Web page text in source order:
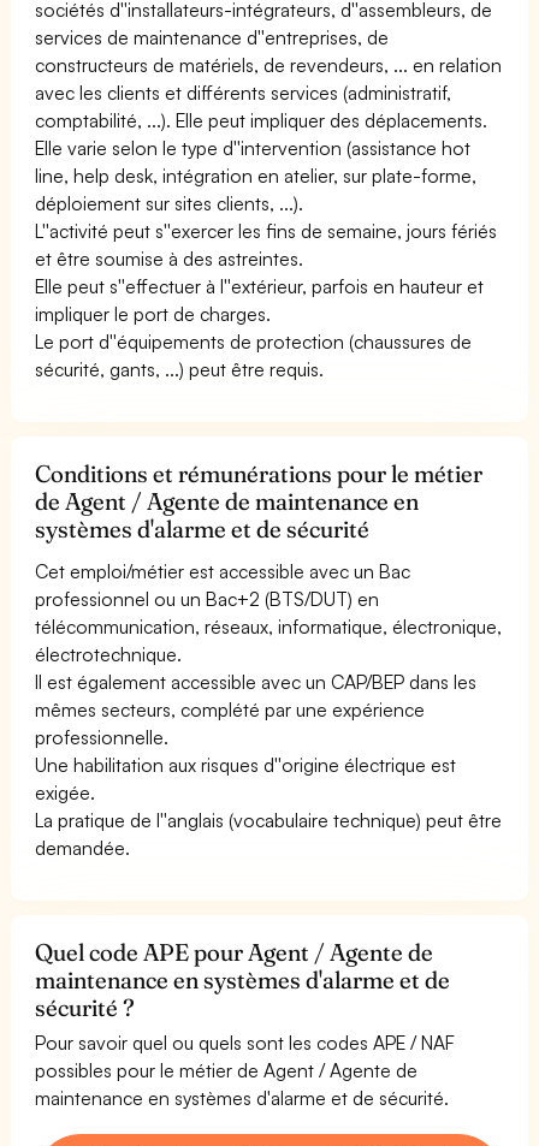
sociétés d''installateurs-intégrateurs, d''assembleurs, de
services de maintenance d''entreprises, de
constructeurs de matériels, de revendeurs, ... en relation
avec les clients et différents services (administratif,
comptabilité, ...). Elle peut impliquer des déplacements.
Elle varie selon le type d''intervention (assistance hot
line, help desk, intégration en atelier, sur plate-forme,
déploiement sur sites clients, ...).
L''activité peut s''exercer les fins de semaine, jours fériés
et être soumise à des astreintes.
Elle peut s''effectuer à l''extérieur, parfois en hauteur et
impliquer le port de charges.
Le port d''équipements de protection (chaussures de
sécurité, gants, ...) peut être requis.
Conditions et rémunérations pour le métier
de Agent / Agente de maintenance en
systèmes d'alarme et de sécurité
Cet emploi/métier est accessible avec un Bac
professionnel ou un Bac+2 (BTS/DUT) en
télécommunication, réseaux, informatique, électronique,
électrotechnique.
Il est également accessible avec un CAP/BEP dans les
mêmes secteurs, complété par une expérience
professionnelle.
Une habilitation aux risques d''origine électrique est
exigée.
La pratique de l''anglais (vocabulaire technique) peut être
demandée.
Quel code APE pour Agent / Agente de
maintenance en systèmes d'alarme et de
sécurité ?
Pour savoir quel ou quels sont les codes APE / NAF
possibles pour le métier de Agent / Agente de
maintenance en systèmes d'alarme et de sécurité.